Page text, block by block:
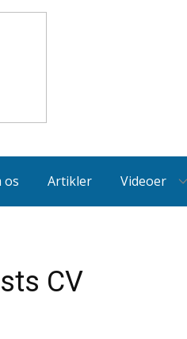
os Artikler Videoer
CV